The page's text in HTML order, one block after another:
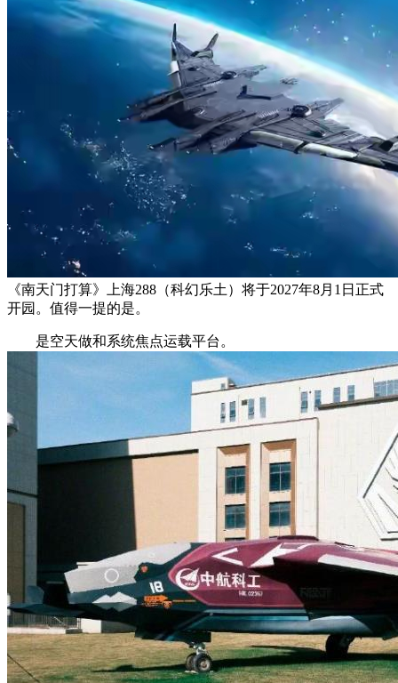
《南天门打算》上海288（科幻乐土）将于2027年8月1日正式
开园。值得一提的是。
是空天做和系统焦点运载平台。